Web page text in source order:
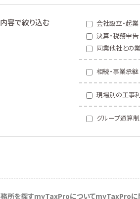
容で絞り込む 会社設立・起業
決算・税務申告
同業他社との
相続・事業承継
現場別の工事
グループ通算
所を探すmyTaxProについてmyTaxProに